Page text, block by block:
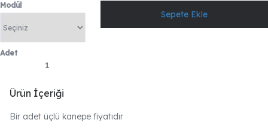
Modül
Adet
Ürün İçeriği
Bir adet üçlü kanepe fiyatıdır